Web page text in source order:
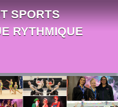
SPORTS
RYTHMIQUE